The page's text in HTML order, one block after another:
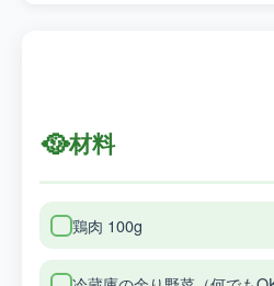
🥘材料
鶏肉 100g